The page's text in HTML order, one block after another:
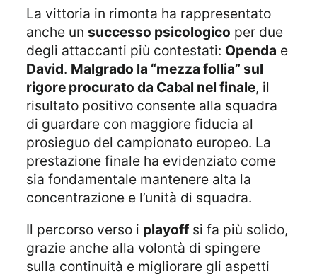
La vittoria in rimonta ha rappresentato
anche unsuccesso psicologico per due
degli attaccanti più contestati: Openda e
David. Malgrado la “mezza follia” sul
rigore procurato da Cabal nel finale, il
risultato positivo consente alla squadra
di guardare con maggiore fiducia al
prosieguo del campionato europeo. La
prestazione finale ha evidenziato come
sia fondamentale mantenere alta la
concentrazione e l’unità di squadra.
Il percorso verso i playoff si fa più solido,
grazie anche alla volontà di spingere
sulla continuità e migliorare gli aspetti